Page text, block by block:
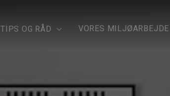
TIPS OG RÅD VORES MILJØARBEJDE